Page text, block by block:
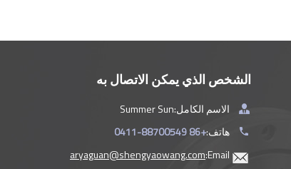
الشخص الذي يمكن الاتصال به
الاسم الكامل:Summer Sun
هاتف:+86 0411-88700549
Email:
aryaguan@shengyaowang.com